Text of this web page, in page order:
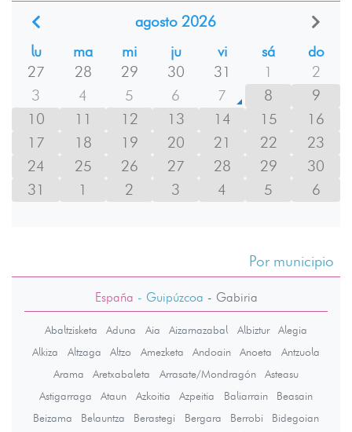
agosto 2026
lu
ma mi ju vi sá
do
27
28 29 30 31 1
2
3
4 5 6 7 8
9
10
11 12 13 14 15
16
17
18 19 20 21 22
23
24
25 26 27 28 29
30
31
1 2 3 4 5 6
Por municipio
España - Guipúzcoa - Gabiria
Abaltzisketa Aduna Aia Aizarnazabal Albiztur
Alegia
Alkiza
Altzaga Altzo Amezketa Andoain Anoeta
Antzuola
Arama
Aretxabaleta Arrasate/Mondragón
Asteasu
Astigarraga
Ataun Azkoitia Azpeitia Baliarrain
Beasain
Beizama
Belauntza Berastegi Bergara Berrobi
Bidegoian